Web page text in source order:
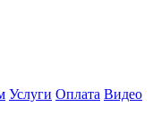
Услуги Оплата Видео